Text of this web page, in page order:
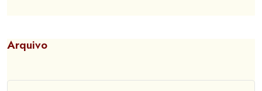
Arquivo